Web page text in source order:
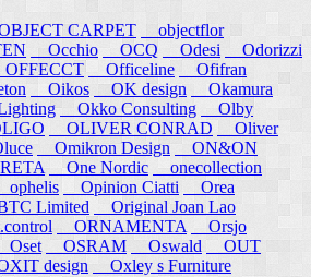
CARPET
objectflor
Occhio OCQ Odesi
Odorizzi
Officeline
Ofifran
Oikos OK design
Okamura
Okko Consulting
Olby
OLIVER CONRAD
Oliver
Omikron Design
ON&ON
One Nordic
onecollection
ophelis Opinion Ciatti
Orea
Limited
Original Joan Lao
ORNAMENTA
Orsjo
Oset OSRAM Oswald
OUT
design Oxley s Furniture